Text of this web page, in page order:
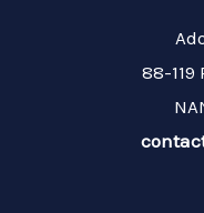
88-119